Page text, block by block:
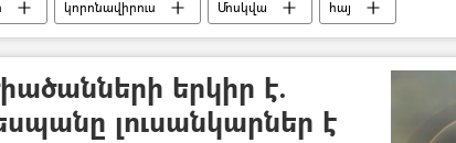
կորոնավիրուս Մոսկվա
հայ
երկիր է.
լուսանկարներ է